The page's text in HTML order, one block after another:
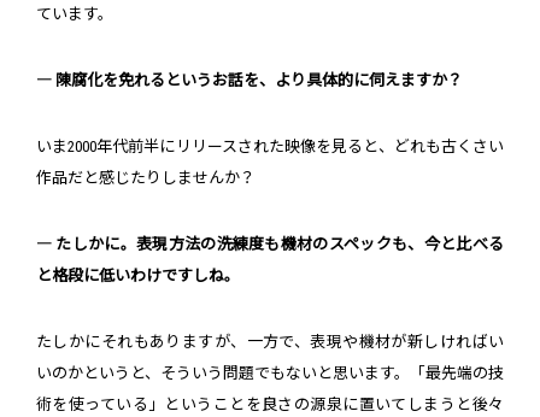
ています。
― 陳腐化を免れるというお話を、より具体的に伺えますか？
いま2000年代前半にリリースされた映像を見ると、どれも古くさい
作品だと感じたりしませんか？
― たしかに。表現方法の洗練度も機材のスペックも、今と比べる
と格段に低いわけですしね。
たしかにそれもありますが、一方で、表現や機材が新しければい
いのかというと、そういう問題でもないと思います。「最先端の技
術を使っている」ということを良さの源泉に置いてしまうと後々